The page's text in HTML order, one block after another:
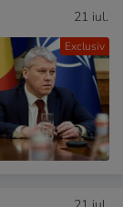
Exclusiv
21 iul.